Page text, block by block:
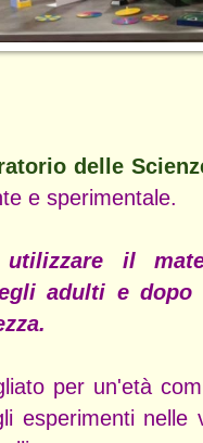
delle
e sperimentale.
utilizzare il
adulti e
per un'età
esperimenti nelle